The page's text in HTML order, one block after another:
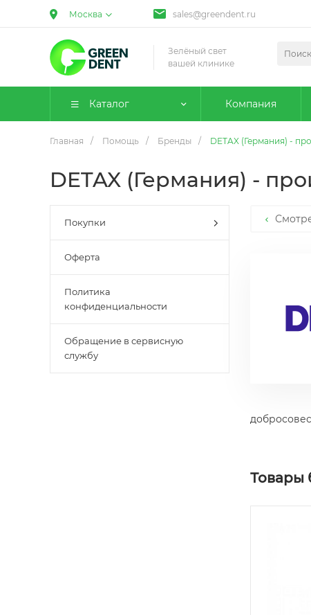
Москва sales@greendent.ru
Зелёный свет
вашей клинике
Каталог Компания
Главная / Помощь / Бренды / DETAX (Германия) -
DETAX (Германия) -
Покупки
Оферта
Политика
конфиденциальности
Обращение в сервисную
службу
Товары